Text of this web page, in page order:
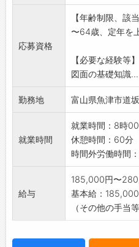
「変更範囲:変
*応募される方
状」の交付を受
応募資格
【年齢制限、該
〜64歳、定年を
【必要な経験等】
図面の基礎知識...
勤務地 富山県魚津市道
就業時間
就業時間：8時
休憩時間：60分
時間外労働時間
給与
185,000円〜
基本給：
（その他の手当